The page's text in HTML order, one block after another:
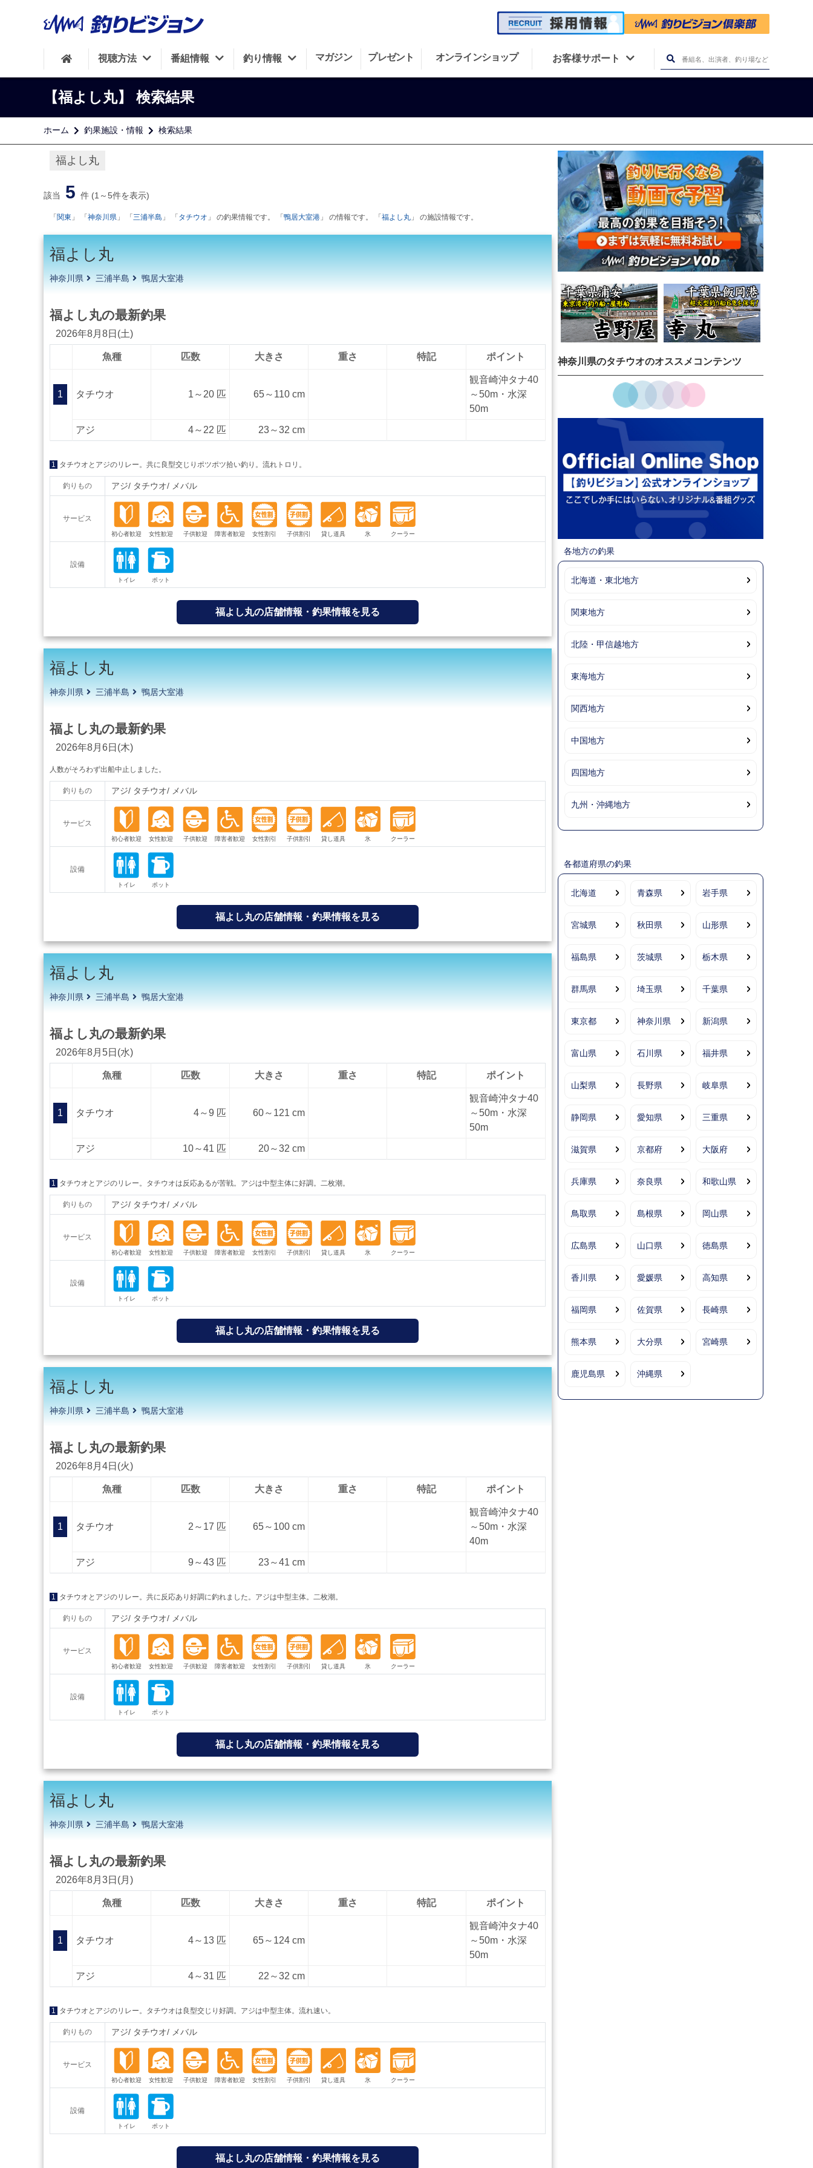
視聴方法 番組情報 釣り情報 マガジン プレゼント オンラインショップ お客様サポート
【福よし丸】 検索結果
ホーム 釣果施設・情報 検索結果
福よし丸
該当 5 件 (1～5件を表示)
「 関東 」 「 神奈川県 」 「 三浦半島 」 「 タチウオ 」 の釣果情報です。 「 鴨居大室港 」 の情報です。 「 福よし丸 」 の施設情報です。
福よし丸
神奈川県 三浦半島 鴨居大室港
福よし丸の最新釣果
2026年8月8日(土)
魚種 匹数 大きさ 重さ 特記 ポイント
1 タチウオ 1～20 匹 65～110 cm
観音崎沖タナ40
～50m・水深
50m
アジ 4～22 匹 23～32 cm
1 タチウオとアジのリレー。共に良型交じりポツポツ拾い釣り。流れトロリ。
釣りもの アジ タチウオ メバル
サービス
設備
福よし丸の店舗情報・釣果情報を見る
福よし丸
神奈川県 三浦半島 鴨居大室港
福よし丸の最新釣果
2026年8月6日(木)
人数がそろわず出船中止しました。
釣りもの アジ タチウオ メバル
サービス
設備
福よし丸の店舗情報・釣果情報を見る
福よし丸
神奈川県 三浦半島 鴨居大室港
福よし丸の最新釣果
2026年8月5日(水)
魚種 匹数 大きさ 重さ 特記 ポイント
1 タチウオ 4～9 匹 60～121 cm
観音崎沖タナ40
～50m・水深
50m
アジ 10～41 匹 20～32 cm
1 タチウオとアジのリレー。タチウオは反応あるが苦戦。アジは中型主体に好調。二枚潮。
釣りもの アジ タチウオ メバル
サービス
設備
福よし丸の店舗情報・釣果情報を見る
福よし丸
神奈川県 三浦半島 鴨居大室港
福よし丸の最新釣果
2026年8月4日(火)
魚種 匹数 大きさ 重さ 特記 ポイント
1 タチウオ 2～17 匹 65～100 cm
観音崎沖タナ40
～50m・水深
40m
アジ 9～43 匹 23～41 cm
1 タチウオとアジのリレー。共に反応あり好調に釣れました。アジは中型主体。二枚潮。
釣りもの アジ タチウオ メバル
サービス
設備
福よし丸の店舗情報・釣果情報を見る
福よし丸
神奈川県 三浦半島 鴨居大室港
福よし丸の最新釣果
2026年8月3日(月)
魚種 匹数 大きさ 重さ 特記 ポイント
1 タチウオ 4～13 匹 65～124 cm
観音崎沖タナ40
～50m・水深
50m
アジ 4～31 匹 22～32 cm
1 タチウオとアジのリレー。タチウオは良型交じり好調。アジは中型主体。流れ速い。
釣りもの アジ タチウオ メバル
サービス
設備
福よし丸の店舗情報・釣果情報を見る
神奈川県のタチウオのオススメコンテンツ
各地方の釣果
北海道・東北地方
関東地方
北陸・甲信越地方
東海地方
関西地方
中国地方
四国地方
九州・沖縄地方
各都道府県の釣果
北海道 青森県 岩手県
宮城県 秋田県 山形県
福島県 茨城県 栃木県
群馬県 埼玉県 千葉県
東京都 神奈川県 新潟県
富山県 石川県 福井県
山梨県 長野県 岐阜県
静岡県 愛知県 三重県
滋賀県 京都府 大阪府
兵庫県 奈良県 和歌山県
鳥取県 島根県 岡山県
広島県 山口県 徳島県
香川県 愛媛県 高知県
福岡県 佐賀県 長崎県
熊本県 大分県 宮崎県
鹿児島県 沖縄県